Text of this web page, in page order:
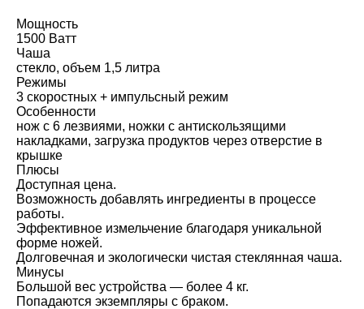
Мощность
1500 Ватт
Чаша
стекло, объем 1,5 литра
Режимы
3 скоростных + импульсный режим
Особенности
нож с 6 лезвиями, ножки с антискользящими
накладками, загрузка продуктов через отверстие в
крышке
Плюсы
Доступная цена.
Возможность добавлять ингредиенты в процессе
работы.
Эффективное измельчение благодаря уникальной
форме ножей.
Долговечная и экологически чистая стеклянная чаша.
Минусы
Большой вес устройства — более 4 кг.
Попадаются экземпляры с браком.